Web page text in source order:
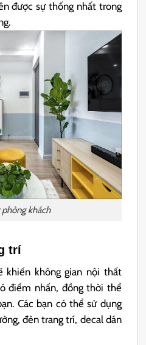
được sự thống nhất trong
khách
trí
khiến không gian nội thất
điểm nhấn, đồng thời thể
Các bạn có thể sử dụng
đèn trang trí, decal dán